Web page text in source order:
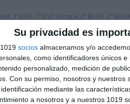
Su privacidad es
socios almacenamos y/o
como identificadores únicos
personalizado, medición de
Con su permiso, nosotros y nuestros
mediante las
a nosotros y a nuestros 1019
, 1º ESO, 1º ESO Lengua, 2º BACH, 2º
,crucigramas de Lengua,
,ESO,estudiar,figuras literarias,géneros
,métrica,movimientos literarios,
ESO,repasar,SECUNDARIA,